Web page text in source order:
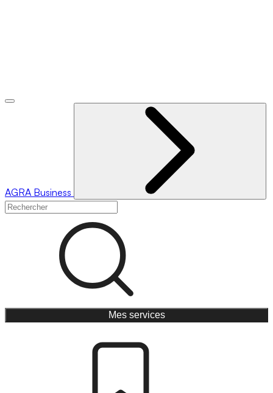
AGRA Business
Mes services